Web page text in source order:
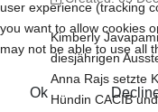
Kimberly
diesjährigen
Anna Rajs setzte
Hündin CACIB
user experience (tracking
you want to allow cookies
may not be able to use all
Ok